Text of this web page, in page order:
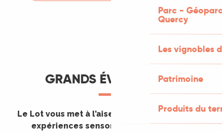
Parc -
Quercy
Les vignobles
Patrimoine
Produits du
GRANDS ÉVÈNEMENTS
Le Lot vous met à l’aise en vous invitant à des
expériences sensorielles étonnantes !